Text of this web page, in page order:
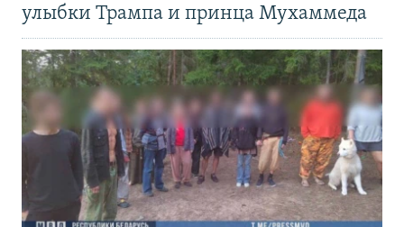
улыбки Трампа и принца Мухаммеда